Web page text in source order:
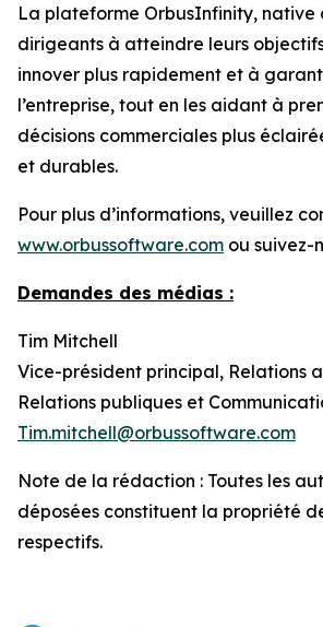
La plateforme OrbusInfinity, native
dirigeants à atteindre leurs
innover plus rapidement et à
l’entreprise, tout en les aidant à
décisions commerciales plus
et durables.
Pour plus d’informations, veuillez
www.orbussoftware.com ou suivez-
Demandes des médias :
Tim Mitchell
Vice-président principal, Relations
Relations publiques et
Tim.mitchell@orbussoftware.com
Note de la rédaction : Toutes les
déposées constituent la propriété
respectifs.